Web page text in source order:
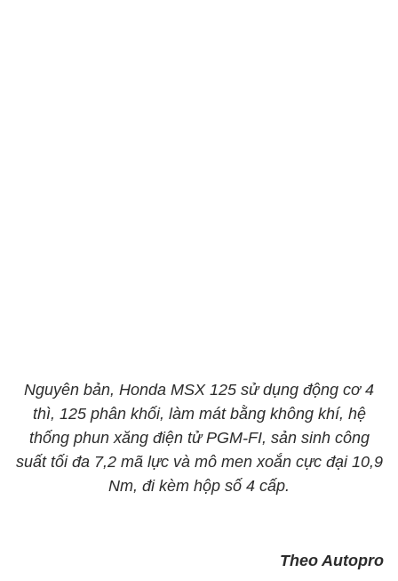
Nguyên bản, Honda MSX 125 sử dụng động cơ 4
thì, 125 phân khối, làm mát bằng không khí, hệ
thống phun xăng điện tử PGM-FI, sản sinh công
suất tối đa 7,2 mã lực và mô men xoắn cực đại 10,9
Nm, đi kèm hộp số 4 cấp.
Theo Autopro